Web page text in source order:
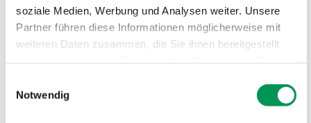
soziale Medien, Werbung und Analysen weiter. Unsere
Partner führen diese Informationen möglicherweise mit
weiteren Daten zusammen, die Sie ihnen bereitgestellt
Notwendig